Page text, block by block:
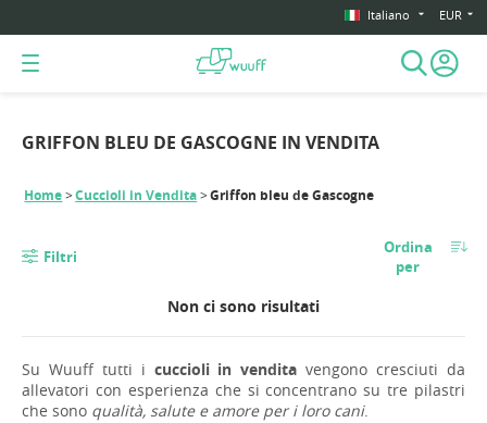
Italiano EUR
GRIFFON BLEU DE GASCOGNE IN VENDITA
Home Cuccioli in Vendita Griffon bleu de Gascogne
Filtri
Ordina
per
Non ci sono risultati
Su Wuuff tutti i cuccioli in vendita vengono cresciuti da
allevatori con esperienza che si concentrano su tre pilastri
che sono qualità, salute e amore per i loro cani.